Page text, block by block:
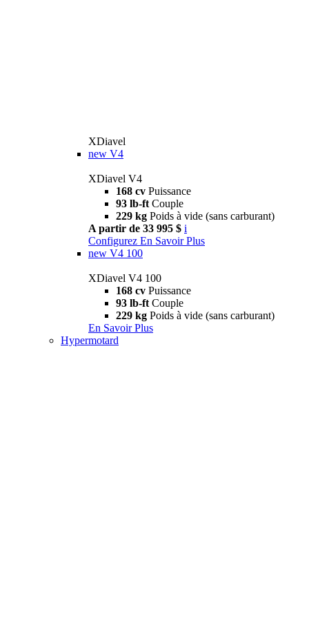
XDiavel
new V4
XDiavel V4
168 cv Puissance
93 lb-ft Couple
229 kg Poids à vide (sans carburant)
A partir de 33 995 $ i
Configurez En Savoir Plus
new V4 100
XDiavel V4 100
168 cv Puissance
93 lb-ft Couple
229 kg Poids à vide (sans carburant)
En Savoir Plus
Hypermotard